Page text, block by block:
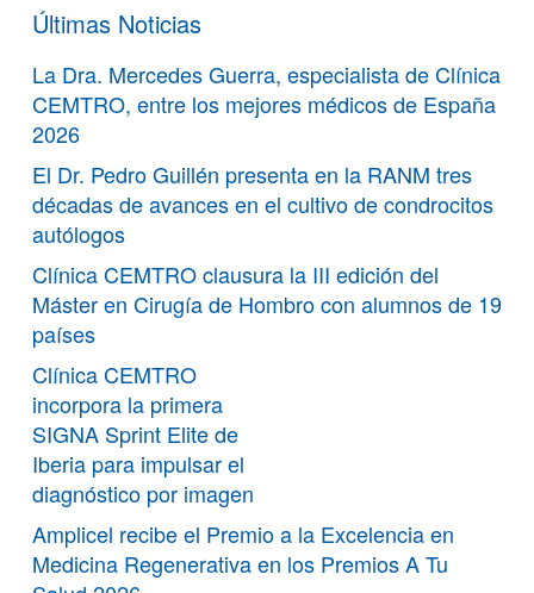
Últimas Noticias
La Dra. Mercedes Guerra, especialista de Clínica
CEMTRO, entre los mejores médicos de España
2026
El Dr. Pedro Guillén presenta en la RANM tres
décadas de avances en el cultivo de condrocitos
autólogos
Clínica CEMTRO clausura la III edición del
Máster en Cirugía de Hombro con alumnos de 19
países
Clínica CEMTRO
incorpora la primera
SIGNA Sprint Elite de
Iberia para impulsar el
diagnóstico por imagen
Amplicel recibe el Premio a la Excelencia en
Medicina Regenerativa en los Premios A Tu